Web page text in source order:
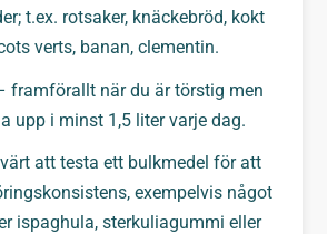
t.ex. rotsaker, knäckebröd, kokt
verts, banan, clementin.
framförallt när du är törstig men
upp i minst 1,5 liter varje dag.
att testa ett bulkmedel för att
exempelvis något
ispaghula, sterkuliagummi eller